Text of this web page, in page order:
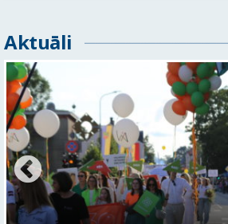
Valmieras svētku nedēļā Kazu
“Kaza”